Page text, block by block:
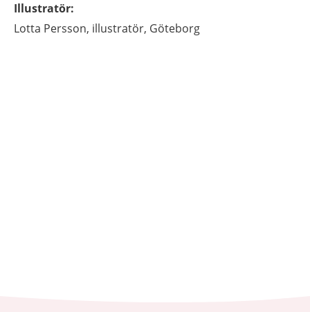
Illustratör:
Lotta Persson, illustratör, Göteborg